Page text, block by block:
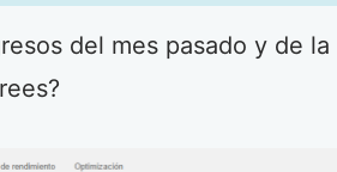
del mes pasado y de la